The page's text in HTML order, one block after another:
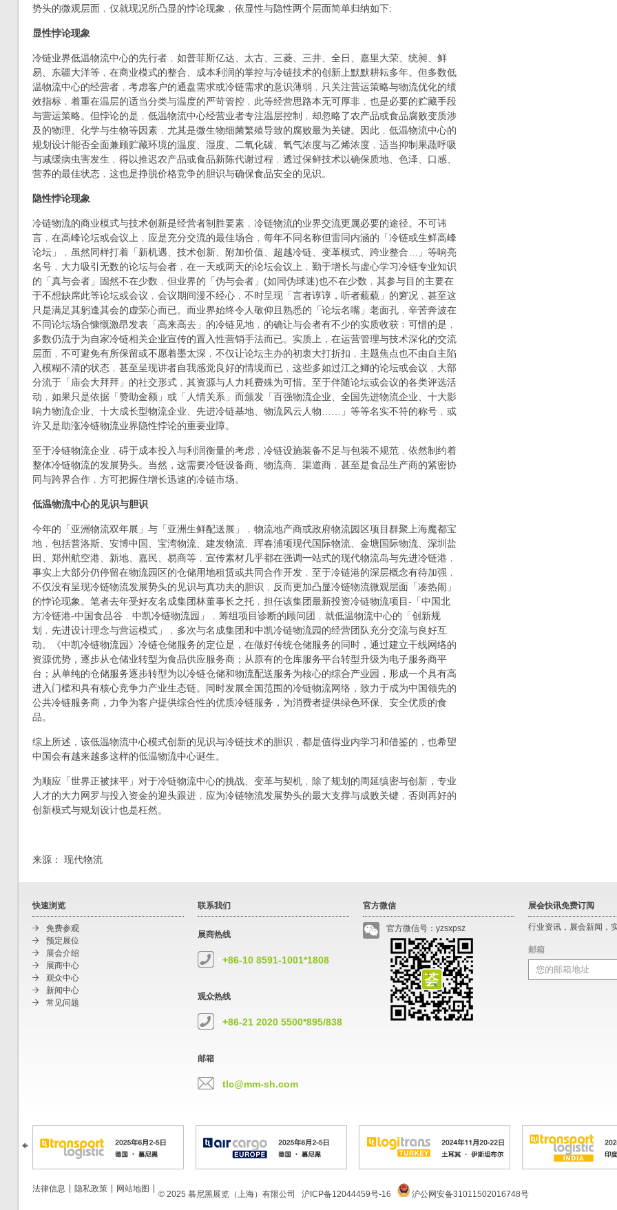
势头的微观层面﹐仅就现况所凸显的悖论现象﹐依显性与隐性两个层面简单归纳如下:
显性悖论现象
冷链业界低温物流中心的先行者﹐如普菲斯亿达、太古、三菱、三井、全日、嘉里大荣、统昶、鲜
易、东疆大洋等﹐在商业模式的整合、成本利润的掌控与冷链技术的创新上默默耕耘多年。但多数低
温物流中心的经营者﹐考虑客户的通盘需求或冷链需求的意识薄弱﹐只关注营运策略与物流优化的绩
效指标﹐着重在温层的适当分类与温度的严苛管控﹐此等经营思路本无可厚非﹐也是必要的贮藏手段
与营运策略。但悖论的是﹐低温物流中心经营业者专注温层控制﹐却忽略了农产品或食品腐败变质涉
及的物理、化学与生物等因素﹐尤其是微生物细菌繁殖导致的腐败最为关键。因此﹐低温物流中心的
规划设计能否全面兼顾贮藏环境的温度、湿度、二氧化碳、氧气浓度与乙烯浓度﹐适当抑制果蔬呼吸
与减缓病虫害发生﹐得以推迟农产品或食品新陈代谢过程﹐透过保鲜技术以确保质地、色泽、口感、
营养的最佳状态﹐这也是挣脱价格竞争的胆识与确保食品安全的见识。
隐性悖论现象
冷链物流的商业模式与技术创新是经营者制胜要素﹐冷链物流的业界交流更属必要的途径。不可讳
言﹐在高峰论坛或会议上﹐应是充分交流的最佳场合﹐每年不同名称但雷同内涵的「冷链或生鲜高峰
论坛」﹐虽然同样打着「新机遇、技术创新、附加价值、超越冷链、变革模式、跨业整合…」等响亮
名号﹐大力吸引无数的论坛与会者﹐在一天或两天的论坛会议上﹐勤于增长与虚心学习冷链专业知识
的「真与会者」固然不在少数﹐但业界的「伪与会者」(如同伪球迷)也不在少数﹐其参与目的主要在
于不想缺席此等论坛或会议﹐会议期间漫不经心﹐不时呈现「言者谆谆，听者藐藐」的窘况﹐甚至这
只是满足其躬逢其会的虚荣心而已。而业界始终令人敬仰且熟悉的「论坛名嘴」老面孔﹐辛苦奔波在
不同论坛场合慷慨激昂发表「高来高去」的冷链见地﹐的确让与会者有不少的实质收获﹔可惜的是﹐
多数仍流于为自家冷链相关企业宣传的置入性营销手法而已。实质上，在运营管理与技术深化的交流
层面﹐不可避免有所保留或不愿着墨太深﹐不仅让论坛主办的初衷大打折扣﹐主题焦点也不由自主陷
入模糊不清的状态﹐甚至呈现讲者自我感觉良好的情境而已﹐这些多如过江之鲫的论坛或会议﹐大部
分流于「庙会大拜拜」的社交形式﹐其资源与人力耗费殊为可惜。至于伴随论坛或会议的各类评选活
动﹐如果只是依据「赞助金额」或「人情关系」而颁发「百强物流企业、全国先进物流企业、十大影
响力物流企业、十大成长型物流企业、先进冷链基地、物流风云人物……」等等名实不符的称号﹐或
许又是助涨冷链物流业界隐性悖论的重要业障。
至于冷链物流企业﹐碍于成本投入与利润衡量的考虑﹐冷链设施装备不足与包装不规范﹐依然制约着
整体冷链物流的发展势头。当然，这需要冷链设备商、物流商、渠道商﹐甚至是食品生产商的紧密协
同与跨界合作﹐方可把握住增长迅速的冷链市场。
低温物流中心的见识与胆识
今年的「亚洲物流双年展」与「亚洲生鲜配送展」﹐物流地产商或政府物流园区项目群聚上海魔都宝
地﹐包括普洛斯、安博中国、宝湾物流、建发物流、珲春浦项现代国际物流、金塘国际物流、深圳盐
田、郑州航空港、新地、嘉民、易商等﹐宣传素材几乎都在强调一站式的现代物流岛与先进冷链港﹐
事实上大部分仍停留在物流园区的仓储用地租赁或共同合作开发﹐至于冷链港的深层概念有待加强﹐
不仅没有呈现冷链物流发展势头的见识与真功夫的胆识﹐反而更加凸显冷链物流微观层面「凑热闹」
的悖论现象。笔者去年受好友名成集团林董事长之托﹐担任该集团最新投资冷链物流项目-「中国北
方冷链港-中国食品谷﹒中凯冷链物流园」﹐筹组项目诊断的顾问团﹐就低温物流中心的「创新规
划﹐先进设计理念与营运模式」﹐多次与名成集团和中凯冷链物流园的经营团队充分交流与良好互
动。《中凯冷链物流园》冷链仓储服务的定位是，在做好传统仓储服务的同时，通过建立干线网络的
资源优势，逐步从仓储业转型为食品供应服务商；从原有的仓库服务平台转型升级为电子服务商平
台；从单纯的仓储服务逐步转型为以冷链仓储和物流配送服务为核心的综合产业园，形成一个具有高
进入门槛和具有核心竞争力产业生态链。同时发展全国范围的冷链物流网络，致力于成为中国领先的
公共冷链服务商，力争为客户提供综合性的优质冷链服务，为消费者提供绿色环保、安全优质的食
品。
综上所述，该低温物流中心模式创新的见识与冷链技术的胆识，都是值得业内学习和借鉴的，也希望
中国会有越来越多这样的低温物流中心诞生。
为顺应「世界正被抹平」对于冷链物流中心的挑战、变革与契机﹐除了规划的周延缜密与创新，专业
人才的大力网罗与投入资金的迎头跟进﹐应为冷链物流发展势头的最大支撑与成败关键﹐否则再好的
创新模式与规划设计也是枉然。
来源： 现代物流
快速浏览
免费参观
预定展位
展会介绍
展商中心
观众中心
新闻中心
常见问题
联系我们
展商热线
+86-10 8591-1001*1808
观众热线
+86-21 2020 5500*895/838
邮箱
tlc@mm-sh.com
官方微信
官方微信号：yzsxpsz
展会快讯免费订阅
行业资讯，展会新闻，
邮箱
法律信息 | 隐私政策 | 网站地图 |
© 2025 慕尼黑展览（上海）有限公司 沪ICP备12044459号-16 沪公网安备31011502016748号